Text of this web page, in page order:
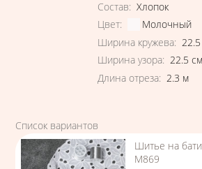
Состав: Хлопок
Цвет:
Молочный
Ширина кружева: 22.5
Ширина узора: 22.5 см
Длина отреза: 2.3 м
Список вариантов
Шитье на
М869